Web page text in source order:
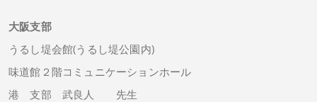
大阪支部
うるし堤会館(うるし堤公園内)
味道館２階コミュニケーションホール
港 支部 武良人 先生